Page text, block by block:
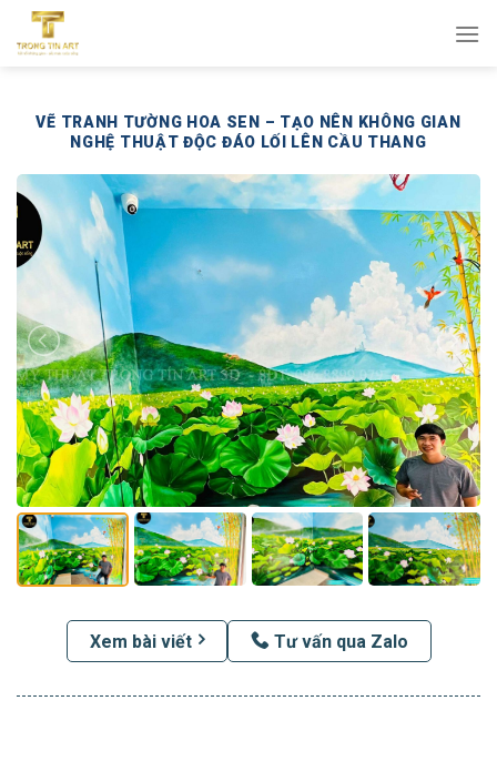
qua
VẼ TRANH TƯỜNG HOA SEN – TẠO NÊN KHÔNG GIAN
NGHỆ THUẬT ĐỘC ĐÁO LỐI LÊN CẦU THANG
Xem bài viết Tư vấn qua Zalo